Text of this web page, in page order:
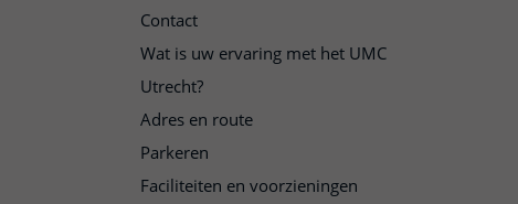
Contact
Wat is uw ervaring met het UMC
Utrecht?
Adres en route
Parkeren
Faciliteiten en voorzieningen